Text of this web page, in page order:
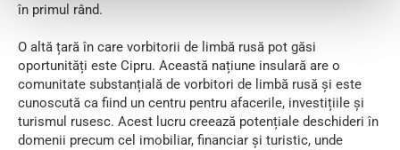
în primul rând.
O altă țară în care vorbitorii de limbă rusă pot găsi
oportunități este Cipru. Această națiune insulară are o
comunitate substanțială de vorbitori de limbă rusă și este
cunoscută ca fiind un centru pentru afacerile, investițiile și
turismul rusesc. Acest lucru creează potențiale deschideri în
domenii precum cel imobiliar, financiar și turistic, unde